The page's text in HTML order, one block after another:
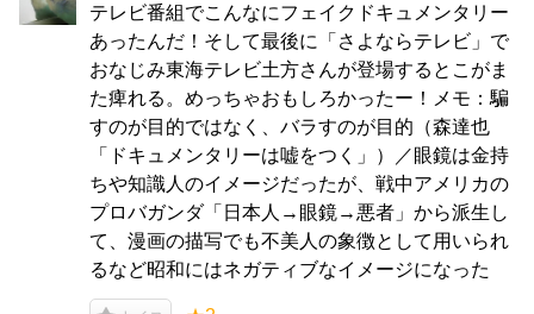
テレビ番組でこんなにフェイクドキュメンタリー
あったんだ！そして最後に「さよならテレビ」で
おなじみ東海テレビ土方さんが登場するとこがま
た痺れる。めっちゃおもしろかったー！メモ：騙
すのが目的ではなく、バラすのが目的（森達也
「ドキュメンタリーは嘘をつく」）／眼鏡は金持
ちや知識人のイメージだったが、戦中アメリカの
プロバガンダ「日本人→眼鏡→悪者」から派生し
て、漫画の描写でも不美人の象徴として用いられ
るなど昭和にはネガティブなイメージになった